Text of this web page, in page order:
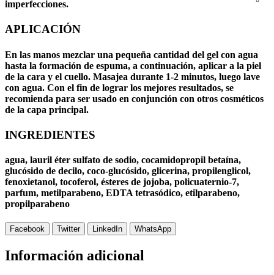
imperfecciones.
APLICACIÓN
En las manos mezclar una pequeña cantidad del gel con agua
hasta la formación de espuma, a continuación, aplicar a la piel
de la cara y el cuello. Masajea durante 1-2 minutos, luego lave
con agua. Con el fin de lograr los mejores resultados, se
recomienda para ser usado en conjunción con otros cosméticos
de la capa principal.
INGREDIENTES
agua, lauril éter sulfato de sodio, cocamidopropil betaína,
glucósido de decilo, coco-glucósido, glicerina, propilenglicol,
fenoxietanol, tocoferol, ésteres de jojoba, policuaternio-7,
parfum, metilparabeno, EDTA tetrasódico, etilparabeno,
propilparabeno
Facebook Twitter LinkedIn WhatsApp
Información adicional